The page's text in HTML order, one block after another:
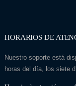
HORARIOS DE
Nuestro soporte está
horas del día, los siete